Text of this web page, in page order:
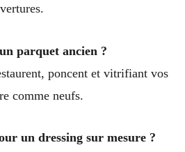
parquet ancien ?
poncent et vitrifiant vos
comme neufs.
un dressing sur mesure ?